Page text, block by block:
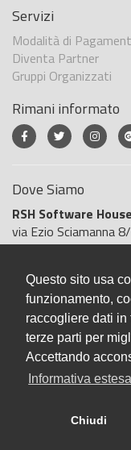
Questo sito usa
funzionamento,
raccogliere dati in
terze parti per
Accettando
Informativa estesa
Chiudi
Servizi
Modalità di
Diventa Partner
Gruppi Organizzati
Rimani informato
Dove Siamo
RSH Software
via Ezio Sciamanna
00168 Roma
Italia
BigliettoVeloce è
dall’Agenzia delle
aprile 2021
© 2026
- Servizi di